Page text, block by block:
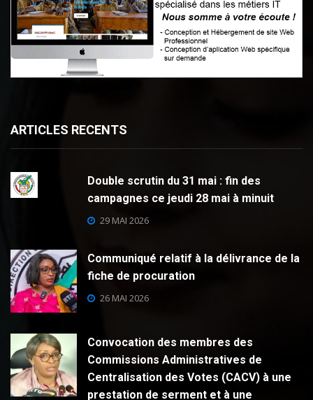
ARTICLES RECENTS
Double scrutin du 31 mai : fin des
campagnes ce jeudi 28 mai à minuit
29 MAI 2026
Communiqué relatif à la délivrance de la
fiche de procuration
26 MAI 2026
Convocation des membres des
Commissions Administratives de
Centralisation des Votes (CACV) à une
prestation de serment et à une